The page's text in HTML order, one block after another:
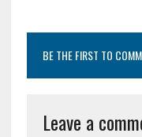
BE THE FIRST TO
Leave a